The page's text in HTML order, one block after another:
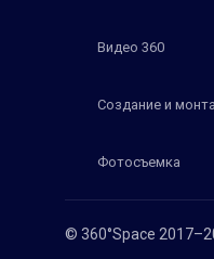
© 360°Space
Видео 360
Создание и
Фотосъемка